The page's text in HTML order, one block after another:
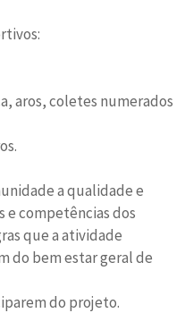
aros, coletes numerados
a qualidade e
e competências dos
que a atividade
do bem estar geral de
do projeto.